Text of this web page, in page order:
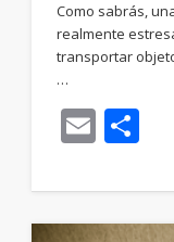
Como sabrás,
realmente
transportar
…
Email